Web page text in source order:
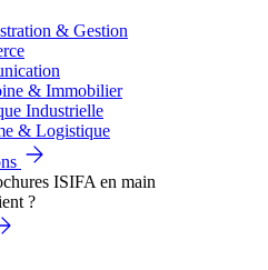
& Gestion
& Immobilier
Industrielle
& Logistique
?